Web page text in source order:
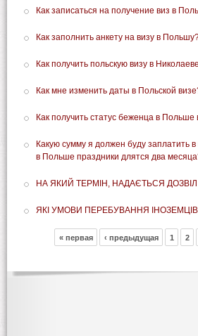
Как записаться на получение виз в
Как заполнить анкету на визу в
Как получить польскую визу в
Как мне изменить даты в Польской
Как получить статус беженца в
Какую сумму я должен буду заплатить
в Польше праздники длятся два
НА ЯКИЙ ТЕРМІН, НАДАЄТЬСЯ
ЯКІ УМОВИ ПЕРЕБУВАННЯ ІНОЗЕМЦІВ
« первая ‹ предыдущая 1 2